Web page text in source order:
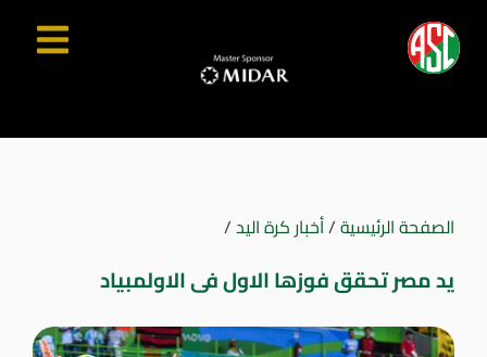
الصفحة الرئيسية/أخبار كرة اليد/
يد مصر تحقق فوزها الاول فى الاولمبياد